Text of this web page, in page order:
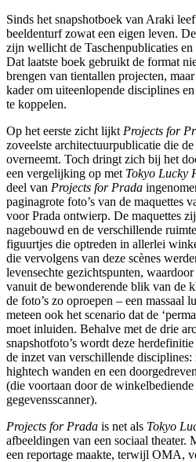
Sinds het snapshotboek van Araki
beeldenturf zowat een eigen leven.
zijn wellicht de Taschenpublicaties en
Dat laatste boek gebruikt de format
brengen van tientallen projecten,
kader om uiteenlopende disciplines
te koppelen.
Op het eerste zicht lijkt Projects for
zoveelste architectuurpublicatie die
overneemt. Toch dringt zich bij het
een vergelijking op met Tokyo Lucky
deel van Projects for Prada
paginagrote foto’s van de maquettes
voor Prada ontwierp. De maquettes
nagebouwd en de verschillende
figuurtjes die optreden in allerlei
die vervolgens van deze scènes
levensechte gezichtspunten,
vanuit de bewonderende blik van de
de foto’s zo oproepen – een
meteen ook het scenario dat de
moet inluiden. Behalve met de drie
snapshotfoto’s wordt deze
de inzet van verschillende
hightech wanden en een
(die voortaan door de
gegevensscanner).
Projects for Prada is net als Tokyo
afbeeldingen van een sociaal theater.
een reportage maakte, terwijl OMA,